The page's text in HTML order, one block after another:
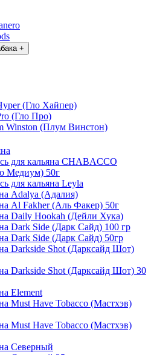
+
(Гло Хайпер)
(Гло Про)
Winston (Плум Винстон)
для кальяна CHABACCO
Медиум) 50г
для кальяна Leyla
Adalya (Адалия)
Al Fakher (Аль Факер) 50г
Daily Hookah (Дейли Хука)
Dark Side (Дарк Сайд) 100 гр
Dark Side (Дарк Сайд) 50гр
Darkside Shot (Дарксайд Шот)
Darkside Shot (Дарксайд Шот) 30
Element
Must Have Tobacco (Мастхэв)
Must Have Tobacco (Мастхэв)
Северный